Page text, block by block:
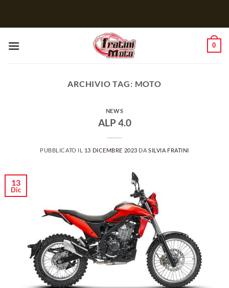
0
ARCHIVIO TAG: MOTO
NEWS
ALP 4.0
PUBBLICATO IL 13 DICEMBRE 2023 DASILVIA FRATINI
13
Dic